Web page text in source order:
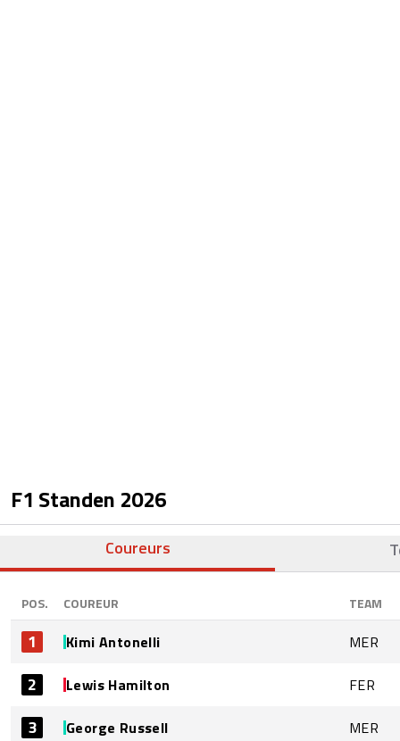
F1 Standen 2026
Coureurs
POS. COUREUR TEAM
1 Kimi Antonelli MER
2 Lewis Hamilton FER
3 George Russell MER